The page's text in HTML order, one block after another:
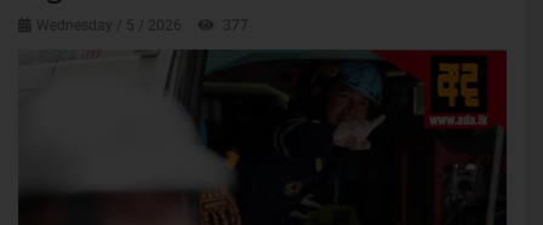
Wednesday / 5 / 2026 377